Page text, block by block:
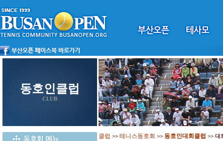
동호인클럽
CLUB
클럽 >> 테니스동호회 >> 동호인대회클럽 >> 대